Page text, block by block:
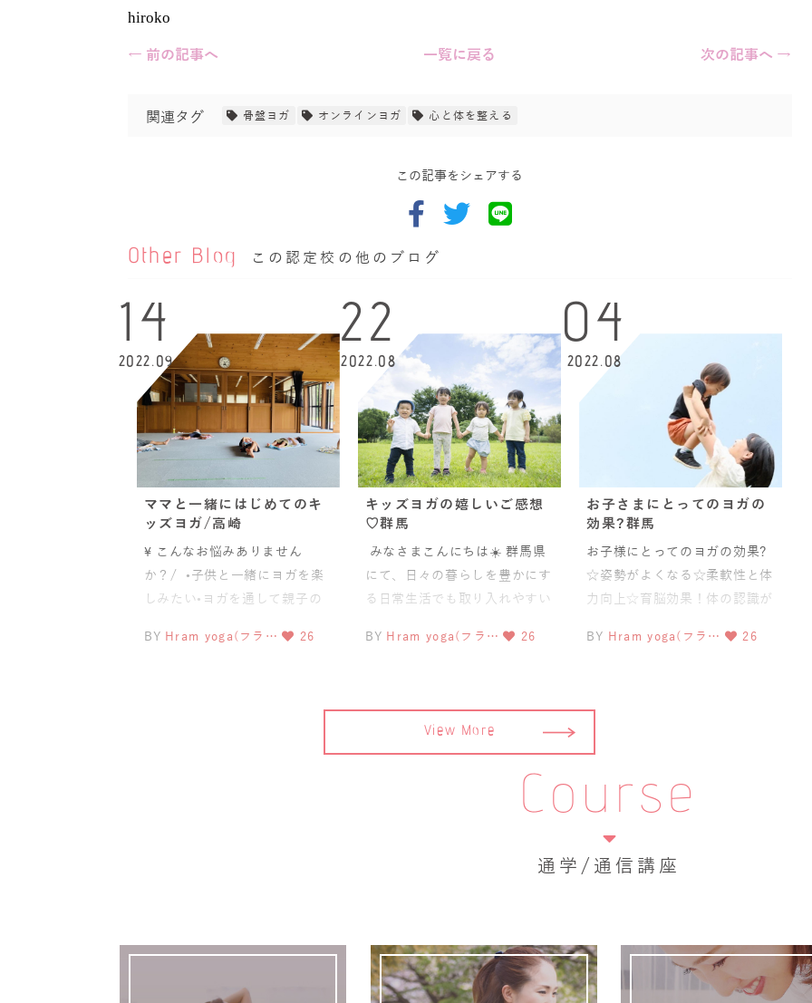
hiroko
← 前の記事へ 一覧に戻る 次の記事へ →
関連タグ 骨盤ヨガ オンラインヨガ 心と体を整える
この記事をシェアする
Other Blog この認定校の他のブログ
14
2022.09
ママと一緒にはじめてのキ
ッズヨガ/高崎
\ こんなお悩みありません
か？/ •子供と一緒にヨガを楽
しみたい•ヨガを通して親子の
て中で
BY Hram yoga(フラ… 26
22
2022.08
キッズヨガの嬉しいご感想
♡群馬
みなさまこんにちは☀️ 群馬県
にて、日々の暮らしを豊かにす
る日常生活でも取り入れやすい
ヨガ
BY Hram yoga(フラ… 26
04
2022.08
お子さまにとってのヨガの
効果?群馬
お子様にとってのヨガの効果?
☆姿勢がよくなる☆柔軟性と体
力向上☆育脳効果！体の認識が
コントロールにつながる☆集中
BY Hram yoga(フラ… 26
View More
Course
通学/通信講座